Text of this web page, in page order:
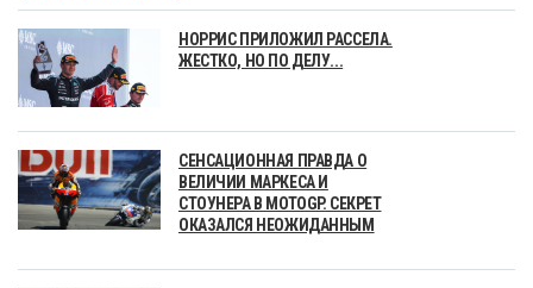
НОРРИС ПРИЛОЖИЛ РАССЕЛА.
ЖЕСТКО, НО ПО ДЕЛУ...
СЕНСАЦИОННАЯ ПРАВДА О
ВЕЛИЧИИ МАРКЕСА И
СТОУНЕРА В MOTOGP. СЕКРЕТ
ОКАЗАЛСЯ НЕОЖИДАННЫМ